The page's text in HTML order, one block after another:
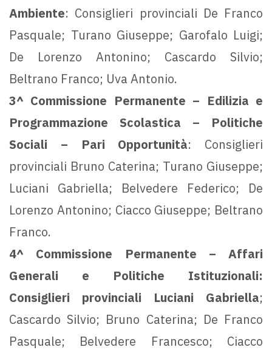
Ambiente: Consiglieri provinciali De Franco
Pasquale; Turano Giuseppe; Garofalo Luigi;
De Lorenzo Antonino; Cascardo Silvio;
Beltrano Franco; Uva Antonio.
3^ Commissione Permanente – Edilizia e
Programmazione Scolastica – Politiche
Sociali – Pari Opportunità: Consiglieri
provinciali Bruno Caterina; Turano Giuseppe;
Luciani Gabriella; Belvedere Federico; De
Lorenzo Antonino; Ciacco Giuseppe; Beltrano
Franco.
4^ Commissione Permanente – Affari
Generali e Politiche Istituzionali:
Consiglieri provinciali Luciani Gabriella;
Cascardo Silvio; Bruno Caterina; De Franco
Pasquale; Belvedere Francesco; Ciacco